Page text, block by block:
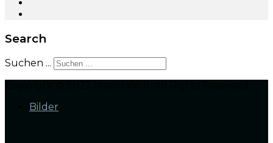
Search
Suchen ...
Bilder